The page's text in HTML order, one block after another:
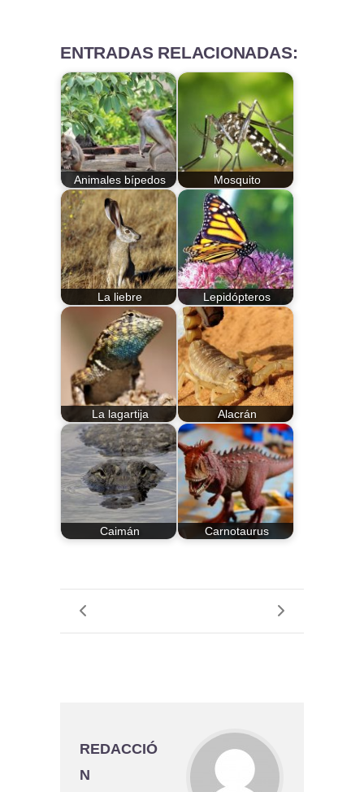
ENTRADAS RELACIONADAS:
Animales bípedos Mosquito
La liebre Lepidópteros
La lagartija Alacrán
Caimán Carnotaurus
REDACCIÓ
N